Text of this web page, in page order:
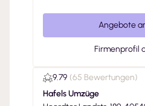
Angebote
Firmenprofil
9.79 (65 Bewertungen)
Hafels Umzüge